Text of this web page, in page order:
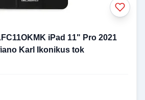
iPad 11" Pro 2021
Karl Ikonikus tok